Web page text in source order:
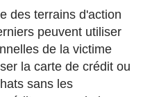
des terrains d'action
peuvent utiliser
de la victime
la carte de crédit ou
sans les